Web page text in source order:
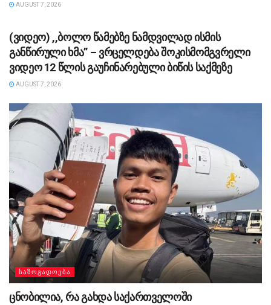
AUGUST 7, 2026
(ვიდეო) ,,ბოლო წამებზე ნამდვილად ისმის
განწირული ხმა” – ვრცელდება შოკისმომგვრელი
ვიდეო 12 წლის გაუჩინარებული ბიწის საქმეზე
AUGUST 7, 2026
ᲡᲐᲖᲝᲒᲐᲓᲝᲔᲑᲐ
ცნობილია, რა გახდა საქართველოში